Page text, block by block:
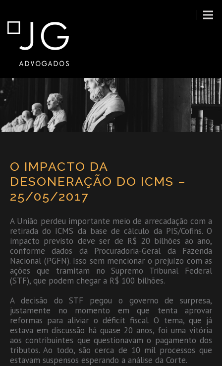
O IMPACTO DA
DESONERAÇÃO DO ICMS –
25/05/2017
A União perdeu importante meio de arrecadação com a
retirada do ICMS da base de cálculo da PIS/Cofins. O
impacto previsto deve ser de R$ 20 bilhões ao ano,
conforme dados da Procuradoria-Geral da Fazenda
Nacional (PGFN). Isso sem mencionar o prejuízo com as
ações que tramitam no Supremo Tribunal Federal
(STF), que podem chegar a R$ 100 bilhões.
A decisão do STF pegou o governo de surpresa,
justamente no momento em que tenta aprovar
reformas para aliviar o déficit fiscal. O tema, que já
estava em discussão há quase 20 anos, foi uma vitória
aos contribuintes que questionavam o pagamento dos
tributos. Ao todo, são cerca de 10 mil processos que
estavam suspensos esperando a análise da Corte.